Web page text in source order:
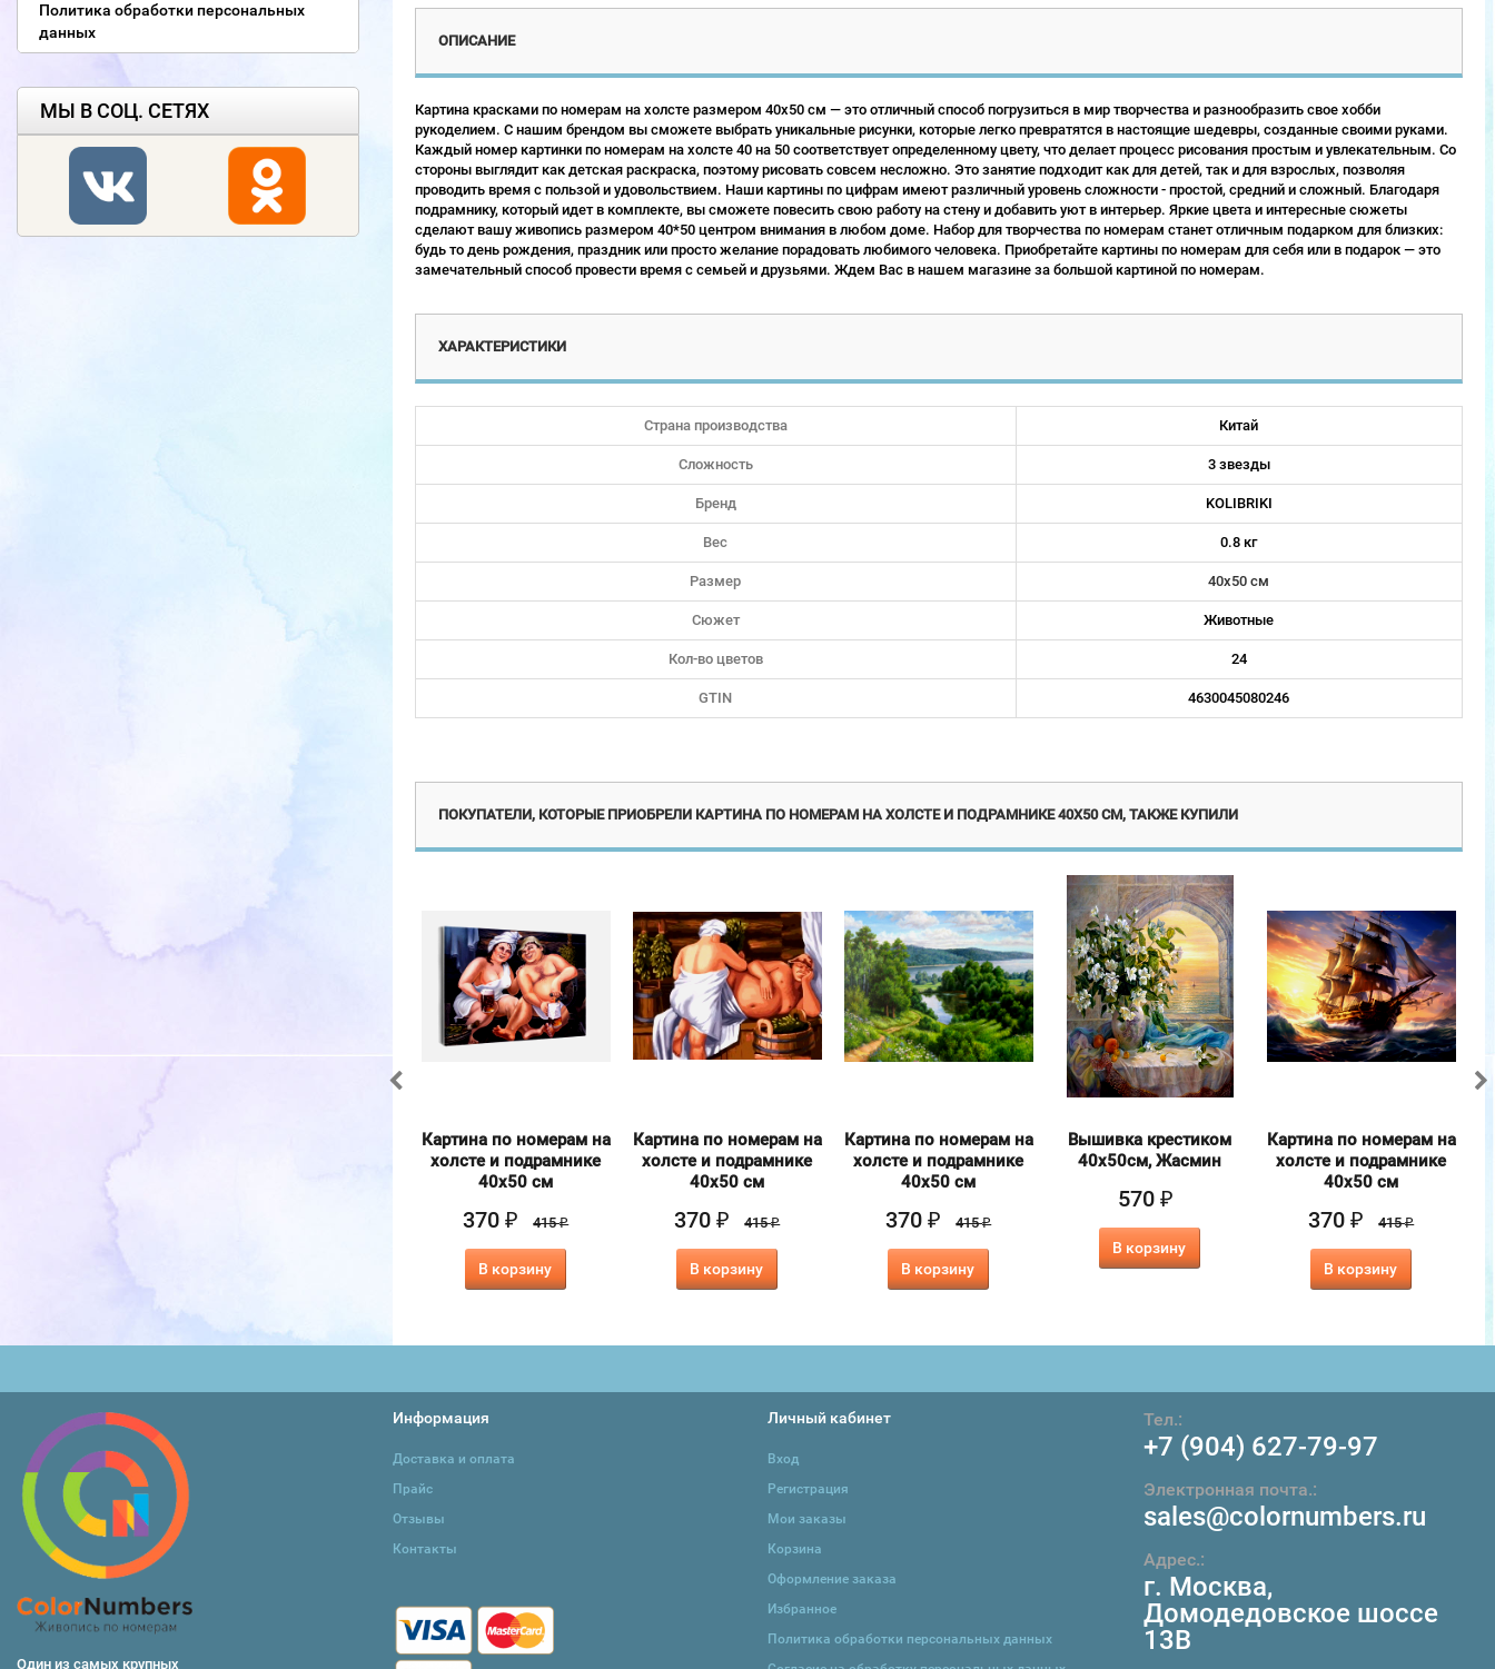
Политика обработки персональных
данных
МЫ В СОЦ. СЕТЯХ
ОПИСАНИЕ
Картина красками по номерам на холсте размером 40х50 см — это отличный способ погрузиться в мир творчества и разнообразить свое хобби
рукоделием. С нашим брендом вы сможете выбрать уникальные рисунки, которые легко превратятся в настоящие шедевры, созданные своими руками.
Каждый номер картинки по номерам на холсте 40 на 50 соответствует определенному цвету, что делает процесс рисования простым и увлекательным. Со
стороны выглядит как детская раскраска, поэтому рисовать совсем несложно. Это занятие подходит как для детей, так и для взрослых, позволяя
проводить время с пользой и удовольствием. Наши картины по цифрам имеют различный уровень сложности - простой, средний и сложный. Благодаря
подрамнику, который идет в комплекте, вы сможете повесить свою работу на стену и добавить уют в интерьер. Яркие цвета и интересные сюжеты
сделают вашу живопись размером 40*50 центром внимания в любом доме. Набор для творчества по номерам станет отличным подарком для близких:
будь то день рождения, праздник или просто желание порадовать любимого человека. Приобретайте картины по номерам для себя или в подарок — это
замечательный способ провести время с семьей и друзьями. Ждем Вас в нашем магазине за большой картиной по номерам.
ХАРАКТЕРИСТИКИ
Страна производства Китай
Сложность 3 звезды
Бренд KOLIBRIKI
Вес 0.8 кг
Размер 40х50 см
Сюжет Животные
Кол-во цветов 24
GTIN 4630045080246
ПОКУПАТЕЛИ, КОТОРЫЕ ПРИОБРЕЛИ КАРТИНА ПО НОМЕРАМ НА ХОЛСТЕ И ПОДРАМНИКЕ 40Х50 СМ, ТАКЖЕ КУПИЛИ
40х50см, Жасмин
₽
Картина по номерам на
холсте и подрамнике
40х50 см
370₽ 415₽
В корзину
Картина по номерам на
холсте и подрамнике
40х50 см
370₽ 415₽
В корзину
Картина по номерам на
холсте и подрамнике
40х50 см
370₽ 415₽
В корзину
Вышивка крестиком
40х50см, Жасмин
570 ₽
В корзину
Картина по номерам на
холсте и подрамнике
40х50 см
370₽ 415₽
В корзину
Один из самых крупных
Информация
Доставка и оплата
Прайс
Отзывы
Контакты
Личный кабинет
Вход
Регистрация
Мои заказы
Корзина
Оформление заказа
Избранное
Политика обработки персональных данных
Тел.:
+7 (904) 627-79-97
Электронная почта.:
sales@colornumbers.ru
Адрес.:
г. Москва,
Домодедовское шоссе
13В